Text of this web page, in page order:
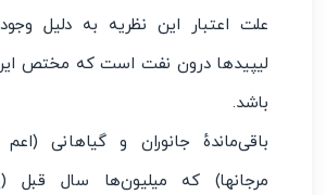
علت اعتبار این نظریه به دلیل
لیپیدها درون نفت است که مختص
باشد.
باقی‌ماندهٔ جانوران و گیاهانی
مرجانها) که میلیون‌ها سال قبل